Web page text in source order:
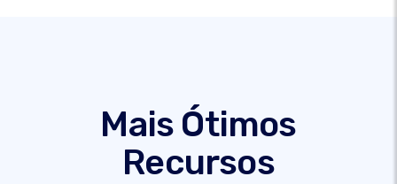
Mais Ótimos
Recursos